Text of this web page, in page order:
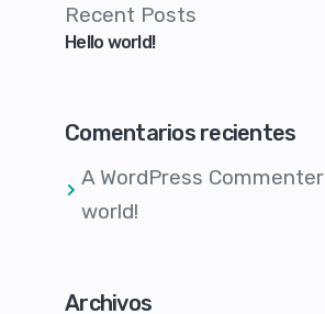
Recent Posts
Hello world!
Comentarios recientes
A WordPress Commenter
world!
Archivos